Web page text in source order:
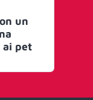
un
ai pet